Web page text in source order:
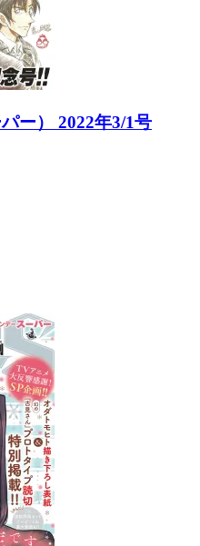
ー） 2022年3/1号